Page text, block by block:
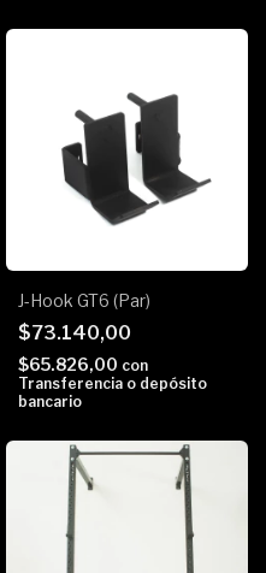
J-Hook GT6 (Par)
$73.140,00
$65.826,00 con
Transferencia o depósito
bancario